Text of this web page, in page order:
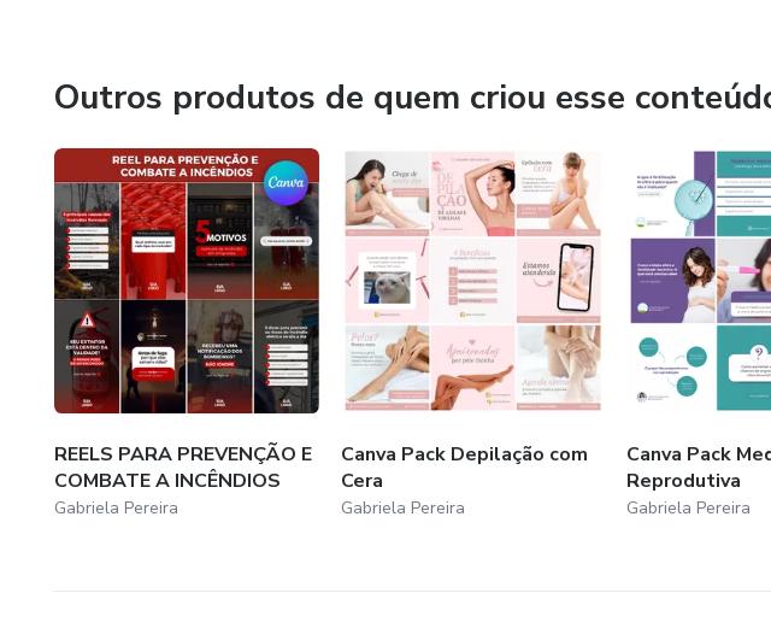
Outros produtos de quem criou esse
REELS PARA PREVENÇÃO E
COMBATE A INCÊNDIOS
Gabriela Pereira
Canva Pack Depilação com
Cera
Gabriela Pereira
Canva Pack
Reprodutiva
Gabriela Pereira